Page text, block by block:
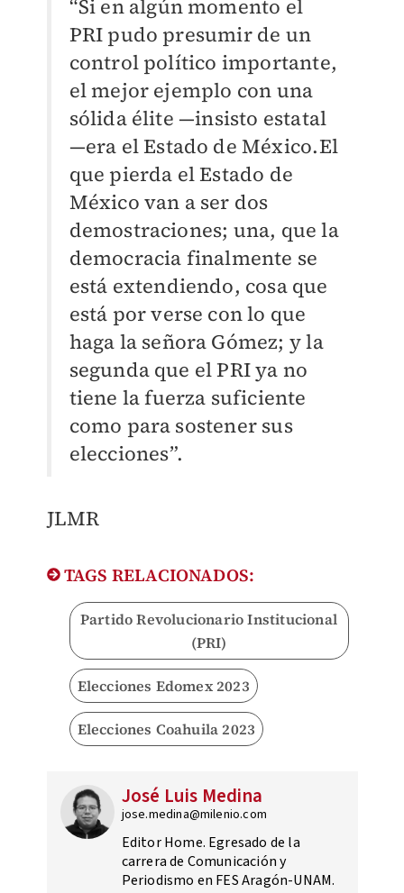
“Si en algún momento el
PRI pudo presumir de un
control político importante,
el mejor ejemplo con una
sólida élite —insisto estatal
—era el Estado de México.El
que pierda el Estado de
México van a ser dos
demostraciones; una, que la
democracia finalmente se
está extendiendo, cosa que
está por verse con lo que
haga la señora Gómez; y la
segunda que el PRI ya no
tiene la fuerza suficiente
como para sostener sus
elecciones”.
JLMR
TAGS RELACIONADOS:
Partido Revolucionario Institucional
(PRI)
Elecciones Edomex 2023
Elecciones Coahuila 2023
José Luis Medina
jose.medina@milenio.com
Editor Home. Egresado de la
carrera de Comunicación y
Periodismo en FES Aragón-UNAM.